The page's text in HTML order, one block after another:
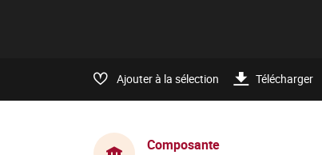
Ajouter à la sélection Télécharger
Composante